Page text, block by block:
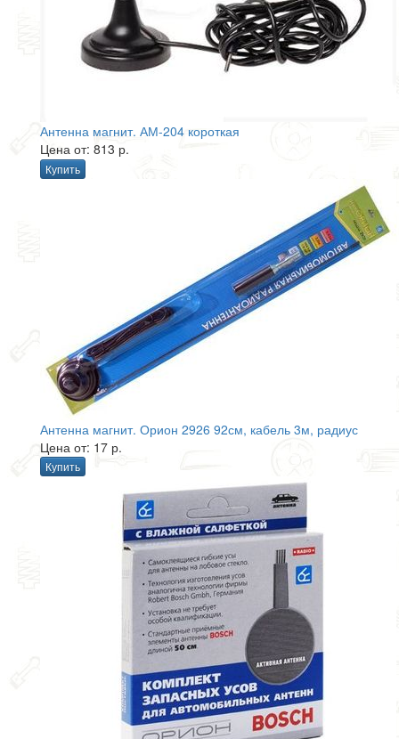
Антенна магнит. АМ-204 короткая
Цена от: 813 р.
Купить
Антенна магнит. Орион 2926 92см, кабель 3м, радиус
Цена от: 17 р.
Купить